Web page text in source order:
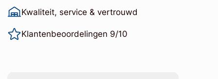
Kwaliteit, service & vertrouwd
Klantenbeoordelingen 9/10